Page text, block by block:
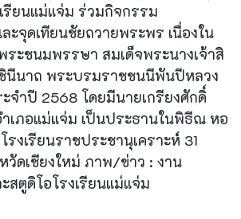
รียนแม่แจ่ม ร่วมกิจกรรม
ะจุดเทียนชัยถวายพระพร เนื่องใน
ระชนมพรรษา สมเด็จพระนางเจ้าสิ
นีนาถ พระบรมราชชนนีพันปีหลวง
จำปี 2568 โดยมีนายเกรียงศักดิ์
เภอแม่แจ่ม เป็นประธานในพิธีณ หอ
งเรียนราชประชานุเคราะห์ 31
วัดเชียงใหม่ ภาพ/ข่าว : งาน
สตูดิโอโรงเรียนแม่แจ่ม